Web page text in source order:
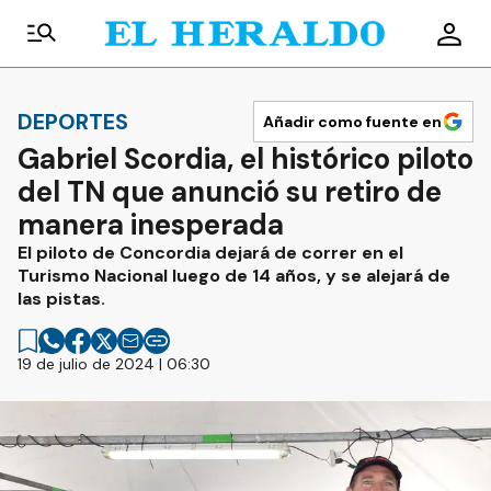
DEPORTES Añadir como fuente en
Gabriel Scordia, el histórico piloto
del TN que anunció su retiro de
manera inesperada
El piloto de Concordia dejará de correr en el
Turismo Nacional luego de 14 años, y se alejará de
las pistas.
19 de julio de 2024 | 06:30